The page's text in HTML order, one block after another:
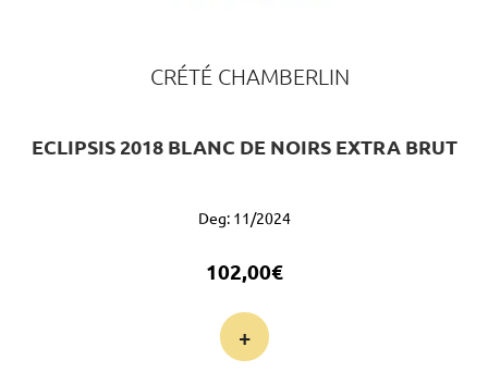
CRÉTÉ CHAMBERLIN
ECLIPSIS 2018 BLANC DE NOIRS EXTRA BRUT
Deg: 11/2024
102,00€
+